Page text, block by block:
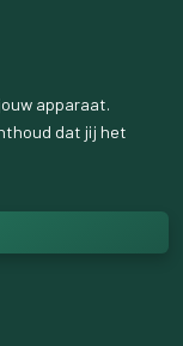
apparaat.
dat jij het